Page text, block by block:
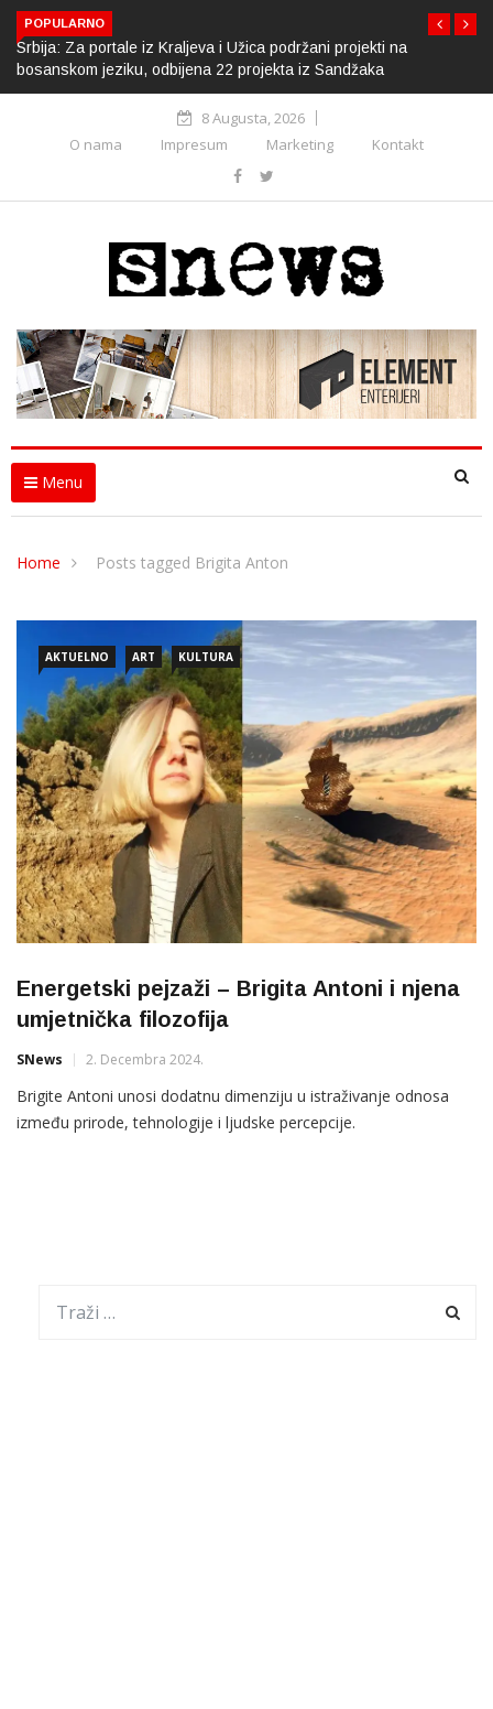
POPULARNO
Srbija: Za portale iz Kraljeva i Užica podržani projekti na
bosanskom jeziku, odbijena 22 projekta iz Sandžaka
8 Augusta, 2026
O nama
Impresum Marketing Kontakt
Menu
Home Posts tagged Brigita Anton
AKTUELNO ART KULTURA
Energetski pejzaži – Brigita Antoni i njena
umjetnička filozofija
SNews 2. Decembra 2024.
Brigite Antoni unosi dodatnu dimenziju u istraživanje odnosa
između prirode, tehnologije i ljudske percepcije.